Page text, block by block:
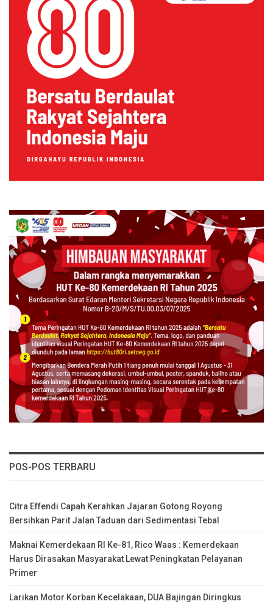
POS-POS TERBARU
Citra Effendi Capah Kerahkan Jajaran Gotong Royong
Bersihkan Parit Jalan Taduan dari Sedimentasi Tebal
Maknai Kemerdekaan RI Ke-81, Rico Waas : Kemerdekaan
Harus Dirasakan Masyarakat Lewat Peningkatan Pelayanan
Primer
Larikan Motor Korban Kecelakaan, DUA Bajingan Diringkus